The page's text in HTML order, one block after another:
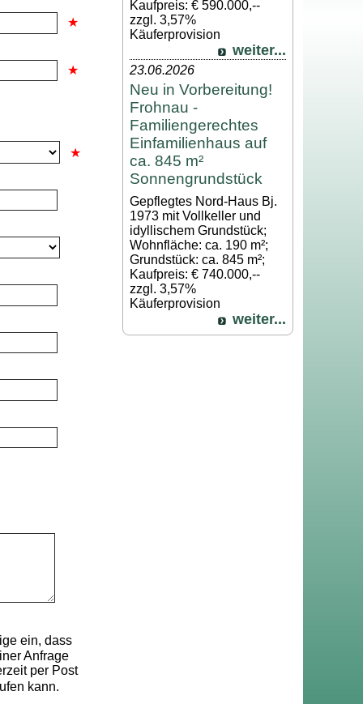
ein, dass
Anfrage
per Post
kann.
Kaufpreis: € 590.000,--
zzgl. 3,57%
Käuferprovision
weiter...
23.06.2026
Neu in Vorbereitung!
Frohnau -
Familiengerechtes
Einfamilienhaus auf
ca. 845 m²
Sonnengrundstück
Gepflegtes Nord-Haus Bj.
1973 mit Vollkeller und
idyllischem Grundstück;
Wohnfläche: ca. 190 m²;
Grundstück: ca. 845 m²;
Kaufpreis: € 740.000,--
zzgl. 3,57%
Käuferprovision
weiter...